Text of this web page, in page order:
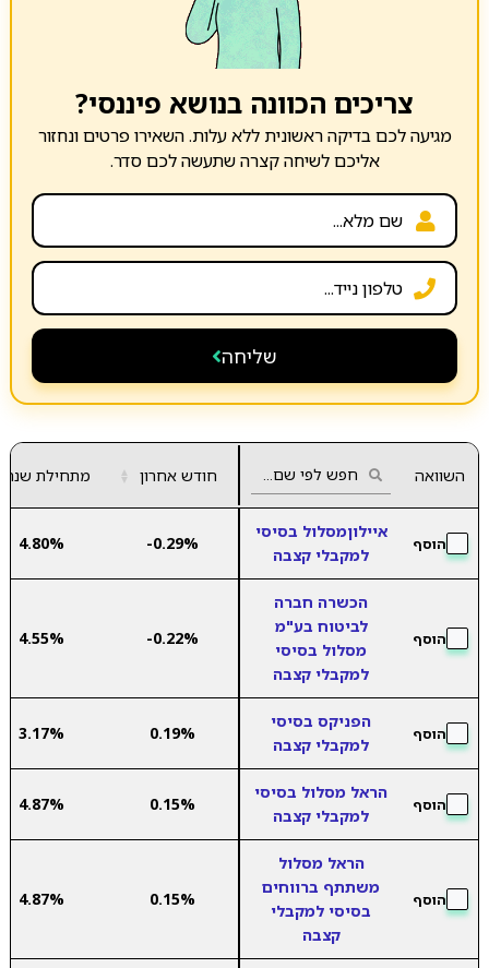
צריכים הכוונה בנושא פיננסי?
מגיעה לכם בדיקה ראשונית ללא עלות. השאירו פרטים ונחזור
אליכם לשיחה קצרה שתעשה לכם סדר.
שליחה
השוואה חודש אחרון ▲
▼ מתחילת שנה
הוסף
איילוןמסלול בסיסי
למקבלי קצבה
-0.29%
4.80%
הוסף
הכשרה חברה
לביטוח בע"מ
מסלול בסיסי
למקבלי קצבה
-0.22%
4.55%
הוסף
הפניקס בסיסי
למקבלי קצבה
0.19%
3.17%
הוסף
הראל מסלול בסיסי
למקבלי קצבה
0.15%
4.87%
הוסף
הראל מסלול
משתתף ברווחים
בסיסי למקבלי
קצבה
0.15%
4.87%